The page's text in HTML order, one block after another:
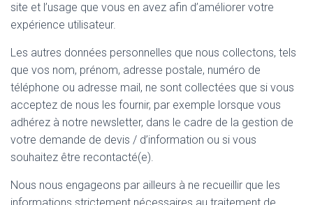
site et l’usage que vous en avez afin d’améliorer votre
expérience utilisateur.
Les autres données personnelles que nous collectons, tels
que vos nom, prénom, adresse postale, numéro de
téléphone ou adresse mail, ne sont collectées que si vous
acceptez de nous les fournir, par exemple lorsque vous
adhérez à notre newsletter, dans le cadre de la gestion de
votre demande de devis / d’information ou si vous
souhaitez être recontacté(e).
Nous nous engageons par ailleurs à ne recueillir que les